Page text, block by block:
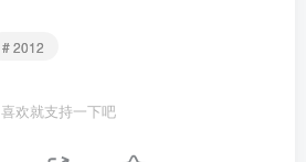
# 2012
喜欢就支持一下吧